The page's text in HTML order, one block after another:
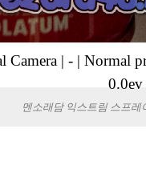
Camera | -| Normal
0.0ev
멘소래담 익스트림 스프레